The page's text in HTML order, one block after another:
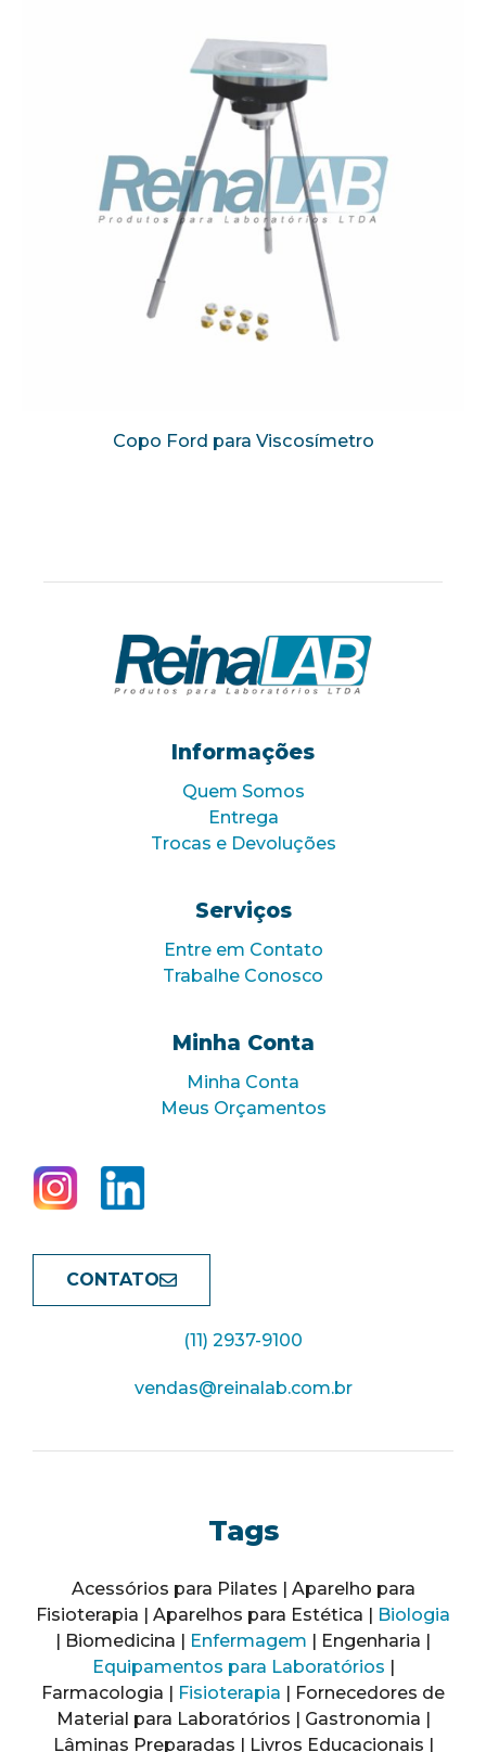
Copo Ford para Viscosímetro
Informações
Quem Somos
Entrega
Trocas e Devoluções
Serviços
Entre em Contato
Trabalhe Conosco
Minha Conta
Minha Conta
Meus Orçamentos
CONTATO
(11) 2937-9100
vendas@reinalab.com.br
Tags
Acessórios para Pilates | Aparelho para
Fisioterapia | Aparelhos para Estética |
Biologia
| Biomedicina |
Enfermagem | Engenharia |
Equipamentos para Laboratórios
Farmacologia |
Fisioterapia | Fornecedores de
Material para Laboratórios | Gastronomia |
Lâminas Preparadas | Livros Educacionais |